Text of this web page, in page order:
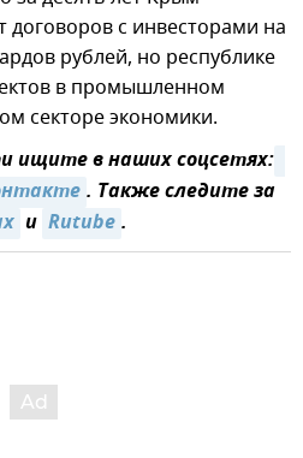
договоров с инвесторами на
рублей, но республике
в промышленном
секторе экономики.
ищите в наших соцсетях:
. Также следите за
и Rutube.